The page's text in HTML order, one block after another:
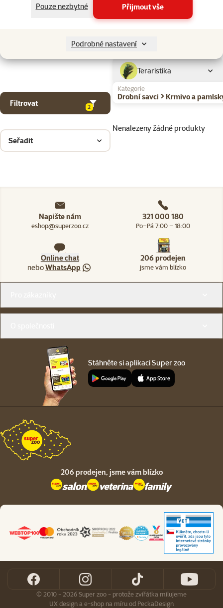
Pouze nezbytné
Přijmout vše
Podrobné nastavení
Ptáci
Teraristika
Filtrovat 2
Kategorie
Drobní savci > Krmivo a
Seřadit
Nenalezeny žádné produkty
Napište nám
eshop@superzoo.cz
321 000 180
Po–Pá 7:00 – 18:00
Online chat
neboWhatsApp
206 prodejen
jsme vám blízko
Stáhněte si aplikaci Super zoo
206 prodejen, jsme vám blízko
© 2010 - 2026 Super zoo - protože zvířátka milujeme
UX designa e-shop na míruod PeckaDesign